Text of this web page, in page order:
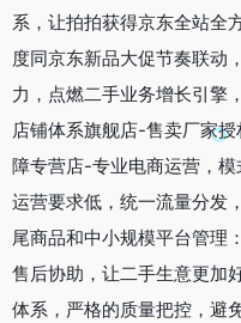
系，让拍拍获得京东全站全
度同京东新品大促节奏联动
力，点燃二手业务增长引擎
店铺体系旗舰店-售卖厂家
障专营店-专业电商运营，
运营要求低，统一流量分发
尾商品和中小规模平台管理
售后协助，让二手生意更加
体系，严格的质量把控，避